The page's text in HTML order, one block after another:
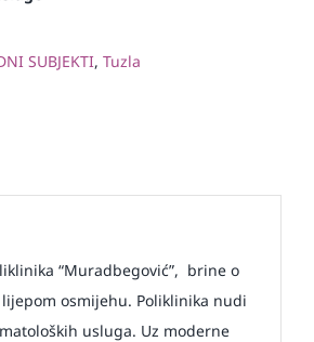
SUBJEKTI, Tuzla
“Muradbegović”, brine o
osmijehu. Poliklinika nudi
usluga. Uz moderne